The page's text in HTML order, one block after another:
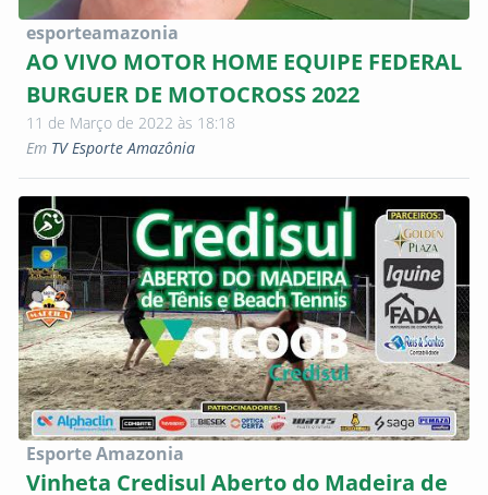
esporteamazonia
AO VIVO MOTOR HOME EQUIPE FEDERAL
BURGUER DE MOTOCROSS 2022
11 de Março de 2022 às 18:18
Em TV Esporte Amazônia
Esporte Amazonia
Vinheta Credisul Aberto do Madeira de